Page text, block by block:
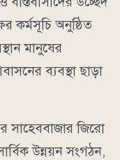
কর্মসূচি অনুষ্ঠিত
মানুষের
ব্যবস্থা ছাড়া
সাহেববাজার জিরো
উন্নয়ন সংগঠন,